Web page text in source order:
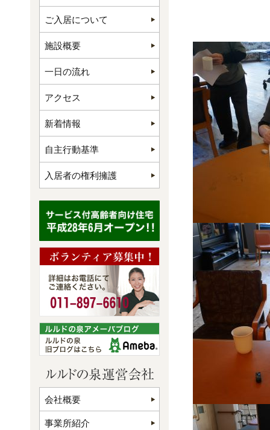
ご入居について
施設概要
一日の流れ
アクセス
新着情報
自主行動基準
入居者の権利擁護
会社概要
事業所紹介